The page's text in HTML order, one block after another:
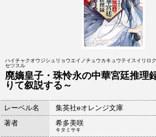
ハイチャクオウジシュリョウエイノチュウカキュウテイスイリロ
セツスル
廃嫡皇子・珠怜永の中華宮廷推
りて叙説する～
レーベル名
集英社eオレンジ文庫
著者
希多美咲
キタミサキ